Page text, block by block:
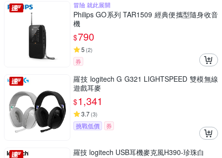
冒險 就此展開
Philips GO系列 TAR1509 經典便攜型隨身收音
機
$790
5 (2)
券
羅技 logitech G G321 LIGHTSPEED 雙模無線
遊戲耳麥
$1,341
3.7(3)
挑戰低價 券
羅技 logitech USB耳機麥克風H390-珍珠白